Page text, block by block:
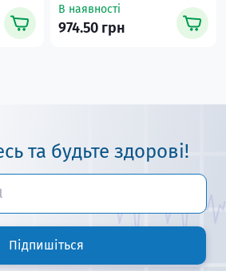
В наявності
974.50 грн
та будьте здорові!
Підпишіться